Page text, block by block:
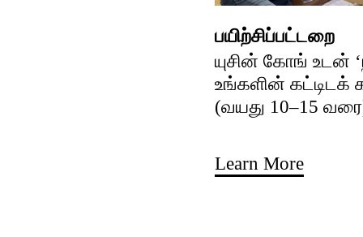
பயிற்சிப்பட்டறை
யுசின் கோங் உடன்
உங்களின் கட்டிடக்
(வயது 10–15
Learn More